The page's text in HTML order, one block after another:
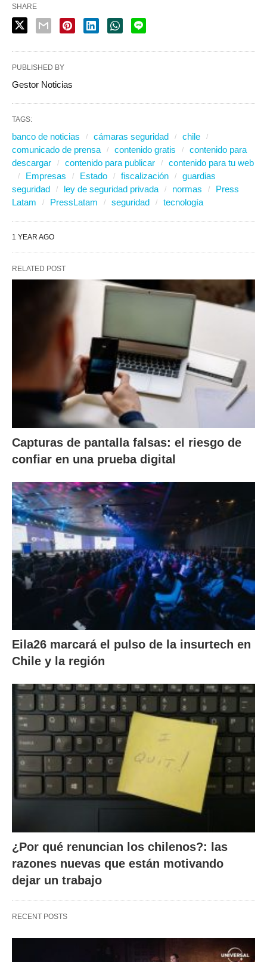
SHARE
PUBLISHED BY
Gestor Noticias
TAGS:
banco de noticias cámaras seguridad
chile
comunicado de prensa
contenido gratis
contenido para
descargar
contenido para publicar
contenido para tu web
Empresas
Estado fiscalización
guardias
seguridad
ley de seguridad privada normas
Press
Latam
PressLatam seguridad tecnología
1 YEAR AGO
RELATED POST
Capturas de pantalla falsas: el riesgo de
confiar en una prueba digital
Eila26 marcará el pulso de la insurtech en
Chile y la región
¿Por qué renuncian los chilenos?: las
razones nuevas que están motivando
dejar un trabajo
RECENT POSTS